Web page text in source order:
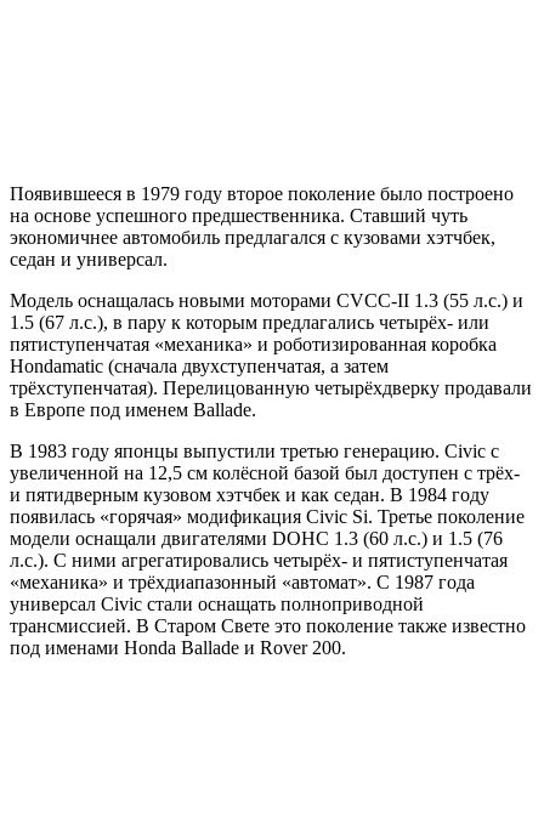
Появившееся в 1979 году второе поколение было построено
на основе успешного предшественника. Ставший чуть
экономичнее автомобиль предлагался с кузовами хэтчбек,
седан и универсал.
Модель оснащалась новыми моторами CVCC-II 1.3 (55 л.с.) и
1.5 (67 л.с.), в пару к которым предлагались четырёх- или
пятиступенчатая «механика» и роботизированная коробка
Hondamatic (сначала двухступенчатая, а затем
трёхступенчатая). Перелицованную четырёхдверку продавали
в Европе под именем Ballade.
В 1983 году японцы выпустили третью генерацию. Civic с
увеличенной на 12,5 см колёсной базой был доступен с трёх-
и пятидверным кузовом хэтчбек и как седан. В 1984 году
появилась «горячая» модификация Civic Si. Третье поколение
модели оснащали двигателями DOHC 1.3 (60 л.с.) и 1.5 (76
л.с.). С ними агрегатировались четырёх- и пятиступенчатая
«механика» и трёхдиапазонный «автомат». С 1987 года
универсал Civic стали оснащать полноприводной
трансмиссией. В Старом Свете это поколение также известно
под именами Honda Ballade и Rover 200.